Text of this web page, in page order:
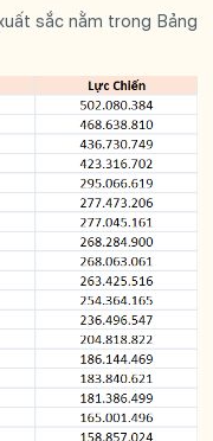
sắc nằm trong Bảng